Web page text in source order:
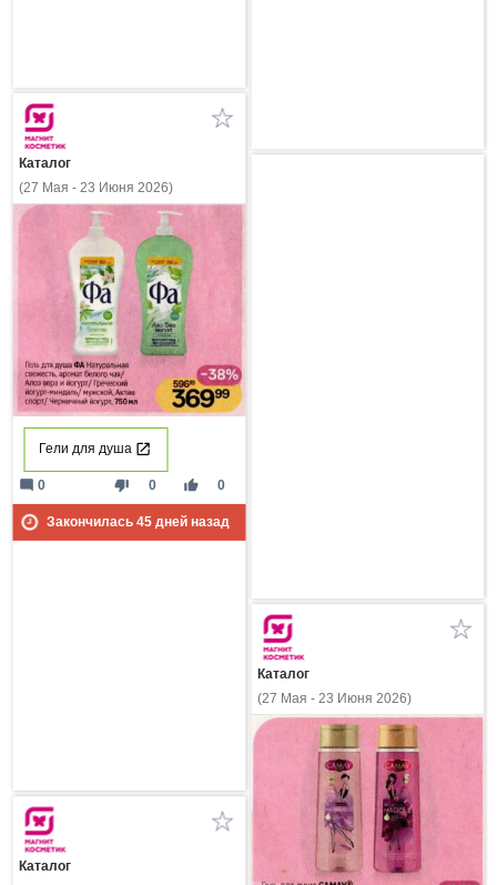
Каталог
(27 Мая - 23 Июня 2026)
Гели для душа
thumb_down 0 thumb_up 0
mode_comment 0
Закончилась 45дней назад
Каталог
(27 Мая - 23 Июня 2026)
Каталог